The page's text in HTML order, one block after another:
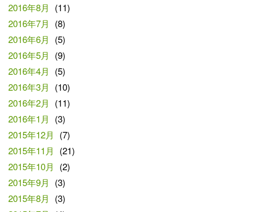
2016年8月
(11)
2016年7月
(8)
2016年6月
(5)
2016年5月
(9)
2016年4月
(5)
2016年3月
(10)
2016年2月
(11)
2016年1月
(3)
2015年12月
(7)
2015年11月
(21)
2015年10月
(2)
2015年9月
(3)
2015年8月
(3)